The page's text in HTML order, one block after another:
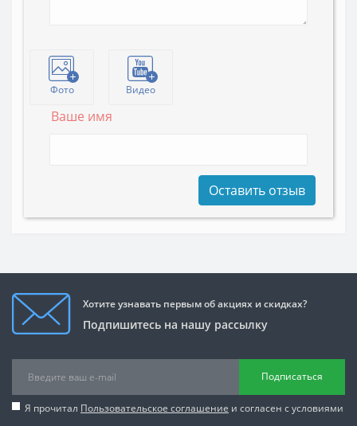
Фото Видео
Ваше имя
Оставить отзыв
Хотите узнавать первым об акциях и скидках?
Подпишитесь на нашу рассылку
Подписаться
Я прочитал Пользовательское соглашение и согласен с условиями